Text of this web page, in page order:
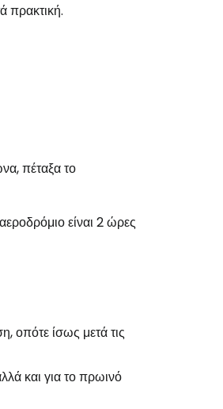
πρακτική.
πέταξα το
είναι 2 ώρες
οπότε ίσως μετά τις
και για το πρωινό